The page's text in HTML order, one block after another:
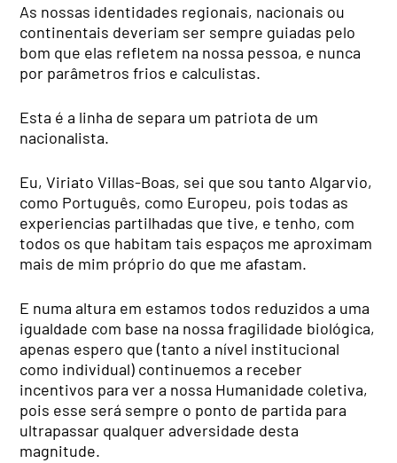
As nossas identidades regionais, nacionais ou
continentais deveriam ser sempre guiadas pelo
bom que elas refletem na nossa pessoa, e nunca
por parâmetros frios e calculistas.
Esta é a linha de separa um patriota de um
nacionalista.
Eu, Viriato Villas-Boas, sei que sou tanto Algarvio,
como Português, como Europeu, pois todas as
experiencias partilhadas que tive, e tenho, com
todos os que habitam tais espaços me aproximam
mais de mim próprio do que me afastam.
E numa altura em estamos todos reduzidos a uma
igualdade com base na nossa fragilidade biológica,
apenas espero que (tanto a nível institucional
como individual) continuemos a receber
incentivos para ver a nossa Humanidade coletiva,
pois esse será sempre o ponto de partida para
ultrapassar qualquer adversidade desta
magnitude.